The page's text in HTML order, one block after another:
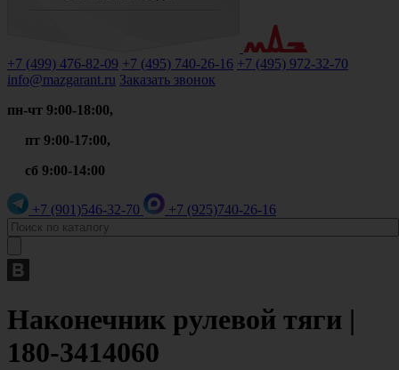
+7 (499) 476-82-09 +7 (495) 740-26-16 +7 (495) 972-32-70
info@mazgarant.ru Заказать звонок
пн-чт 9:00-18:00,
пт 9:00-17:00,
сб 9:00-14:00
+7 (901)546-32-70 +7 (925)740-26-16
Наконечник рулевой тяги |
180-3414060